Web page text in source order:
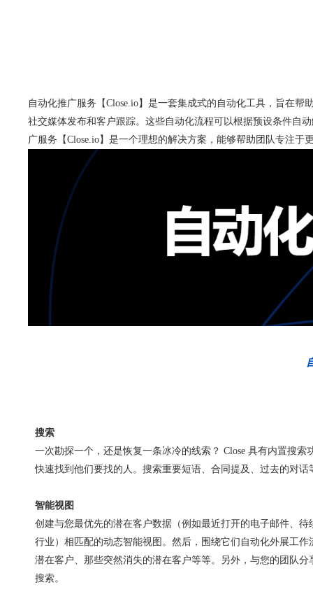
自动化推广服务【Close.io】是一套集成式的自动化工具，旨在
社交媒体发布和客户跟踪。这些自动化流程可以根据预设条件自
广服务【Close.io】是一个理想的解决方案，能够帮助团队专注于
搜索
一次勘探一个，还是恢复一条冰冷的线索？ Close 具有内置搜索
快速找到他们要找的人。搜索重要短语、合同提及、过去的对话
智能视图
创建与您最优先的潜在客户数据（例如最近打开的电子邮件、待
行业）相匹配的动态智能视图。然后，围绕它们自动化外展工作
潜在客户、那些突然消失的潜在客户等等。另外，与您的团队分
搜索。